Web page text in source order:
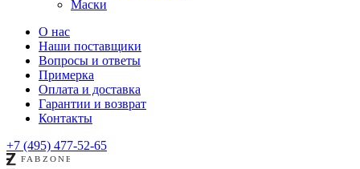
Маски
О нас
Наши поставщики
Вопросы и ответы
Примерка
Оплата и доставка
Гарантии и возврат
Контакты
+7 (495) 477-52-65